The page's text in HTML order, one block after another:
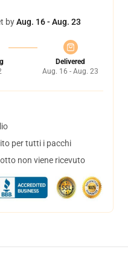
byAug. 16 - Aug. 23
Delivered
Aug. 16 - Aug. 23
per tutti i pacchi
non viene ricevuto